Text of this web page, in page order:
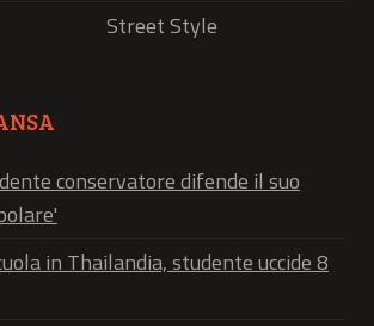
Street Style
conservatore difende il suo
in Thailandia, studente uccide 8